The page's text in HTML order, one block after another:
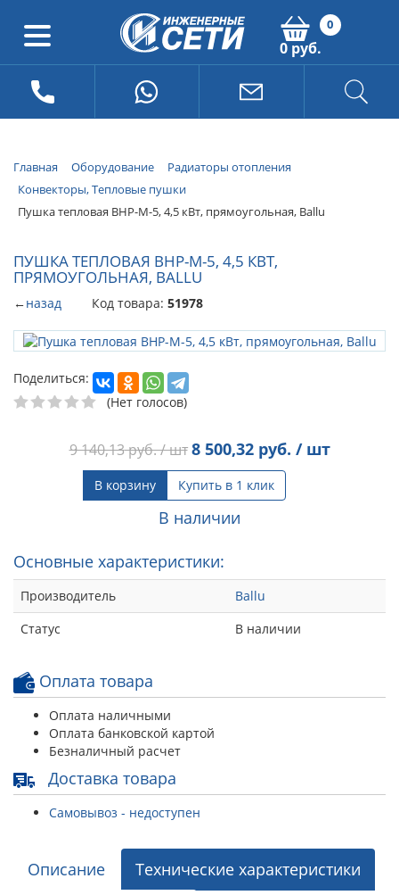
0
0 руб.
Главная Оборудование
Радиаторы отопления
Конвекторы, Тепловые пушки
Пушка тепловая BHP-M-5, 4,5 кВт, прямоугольная, Ballu
ПУШКА ТЕПЛОВАЯ BHP-M-5, 4,5 КВТ,
ПРЯМОУГОЛЬНАЯ, BALLU
←назад Код товара: 51978
Поделиться:
(Нет голосов)
9 140,13руб. / шт 8 500,32руб. / шт
В корзину Купить в 1 клик
В наличии
Основные характеристики:
Производитель
Ballu
Статус
В наличии
Оплата товара
Оплата наличными
Оплата банковской картой
Безналичный расчет
Доставка товара
Самовывоз - недоступен
Описание
Технические характеристики